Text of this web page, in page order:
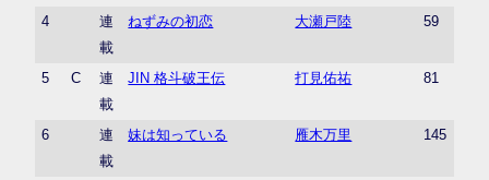
4
連
載
ねずみの初恋 大瀬戸陸 59
5 C
連
載
JIN 格斗破王伝 打見佑祐 81
6
連
載
妹は知っている 雁木万里 145